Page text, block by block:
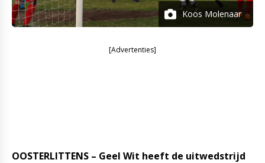
Koos Molenaar
[Advertenties]
OOSTERLITTENS – Geel Wit heeft de uitwedstrijd